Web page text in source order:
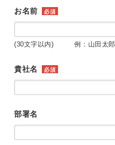
お名前 必須
(30文字以内) 例：山田太郎
貴社名 必須
部署名